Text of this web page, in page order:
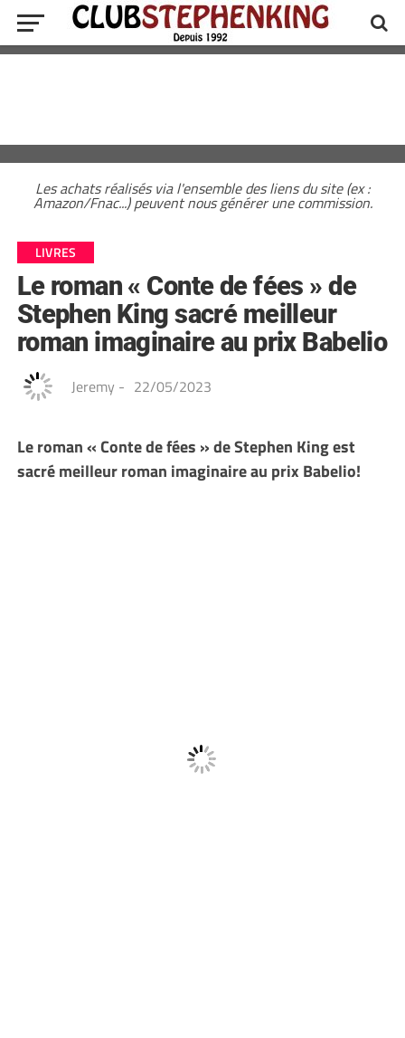
Les achats réalisés via l'ensemble des liens du site (ex :
Amazon/Fnac...) peuvent nous générer une commission.
LIVRES
Le roman « Conte de fées » de
Stephen King sacré meilleur
roman imaginaire au prix Babelio
Jeremy - 22/05/2023
Le roman « Conte de fées » de Stephen King est
sacré meilleur roman imaginaire au prix Babelio!